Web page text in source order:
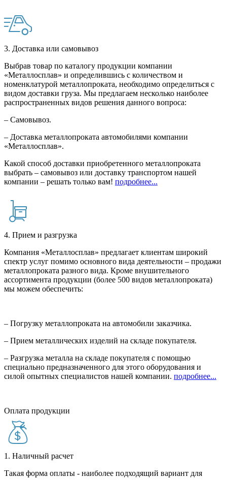
3. Доставка или самовывоз
Выбрав товар по каталогу продукции компании
«Металлосплав» и определившись с количеством и
номенклатурой металлопроката, необходимо определиться с
видом доставки груза. Мы предлагаем несколько наиболее
распространенных видов решения данного вопроса:
– Самовывоз.
– Доставка металлопроката автомобилями компании
«Металлосплав».
Какой способ доставки приобретенного металлопроката
выбрать – самовывоз или доставку транспортом нашей
компании – решать только вам! подробнее...
4. Прием и разгрузка
Компания «Металлосплав» предлагает клиентам широкий
спектр услуг помимо основного вида деятельности – продажи
металлопроката разного вида. Кроме внушительного
ассортимента продукции (более 500 видов металлопроката)
мы можем обеспечить:
– Погрузку металлопроката на автомобили заказчика.
– Прием металлических изделий на складе покупателя.
– Разгрузка металла на складе покупателя с помощью
специально предназначенного для этого оборудования и
силой опытных специалистов нашей компании. подробнее...
Оплата продукции
1. Наличный расчет
Такая форма оплаты - наиболее подходящий вариант для